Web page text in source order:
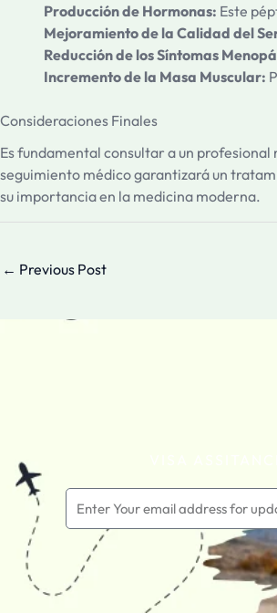
Producción de Hormonas: Este
Mejoramiento de la Calidad del
Reducción de los Síntomas
Incremento de la Masa Muscular:
Consideraciones Finales
Es fundamental consultar a un
seguimiento médico garantizará un
su importancia en la medicina moderna.
← Previous Post
VISA